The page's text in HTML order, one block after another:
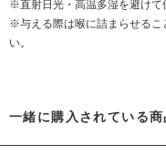
※直射日光・高温多湿を避けて
※与える際は喉に詰まらせるこ
い。
一緒に購入されている商